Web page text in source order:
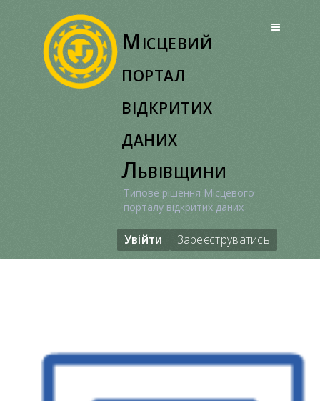
Місцевий
портал
відкритих
даних
Львівщини
Типове рішення Місцевого
порталу відкритих даних
Увійти Зареєструватись